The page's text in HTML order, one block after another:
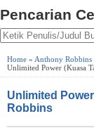
Pencarian
Home » Anthony Robbins
Unlimited Power (Kuasa
Unlimited
Robbins